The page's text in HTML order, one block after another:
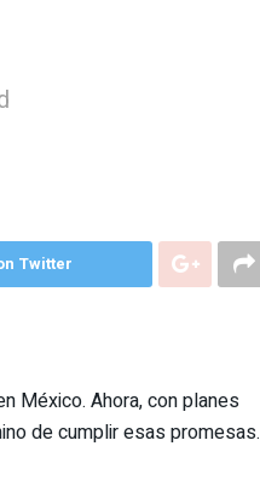
Twitter
México. Ahora, con planes
de cumplir esas promesas.